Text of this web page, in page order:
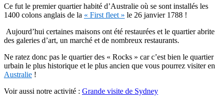
Ce fut le premier quartier habité d’Australie où se sont installés les
1400 colons anglais de la « First fleet » le 26 janvier 1788 !
Aujourd’hui certaines maisons ont été restaurées et le quartier abrite
des galeries d’art, un marché et de nombreux restaurants.
Ne ratez donc pas le quartier des « Rocks » car c’est bien le quartier
urbain le plus historique et le plus ancien que vous pourrez visiter en
Australie !
Voir aussi notre activité : Grande visite de Sydney